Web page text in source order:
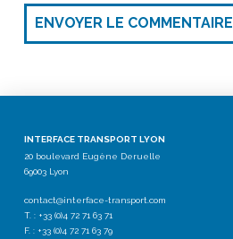
ENVOYER LE COMMENTAIRE
INTERFACE TRANSPORT LYON
20 boulevard Eugène Deruelle
69003 Lyon
contact@interface-transport.com
T. : +33 (0)4 72 71 63 71
F. : +33 (0)4 72 71 63 79